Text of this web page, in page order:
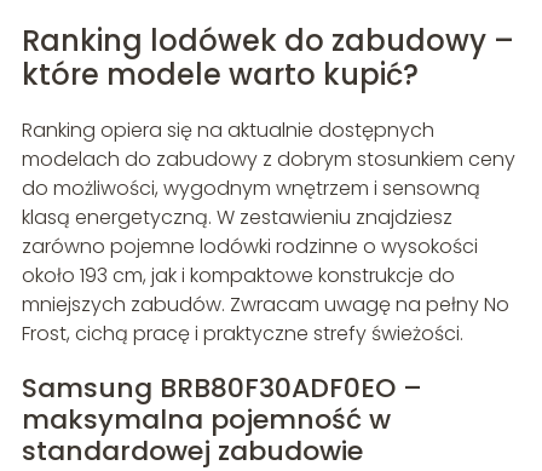
Ranking lodówek do zabudowy –
które modele warto kupić?
Ranking opiera się na aktualnie dostępnych
modelach do zabudowy z dobrym stosunkiem ceny
do możliwości, wygodnym wnętrzem i sensowną
klasą energetyczną. W zestawieniu znajdziesz
zarówno pojemne lodówki rodzinne o wysokości
około 193 cm, jak i kompaktowe konstrukcje do
mniejszych zabudów. Zwracam uwagę na pełny No
Frost, cichą pracę i praktyczne strefy świeżości.
Samsung BRB80F30ADF0EO –
maksymalna pojemność w
standardowej zabudowie